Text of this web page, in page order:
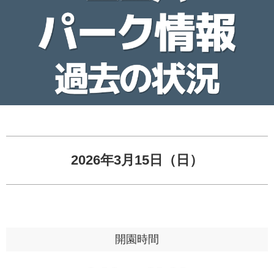
2026年3月15日（日）
開園時間